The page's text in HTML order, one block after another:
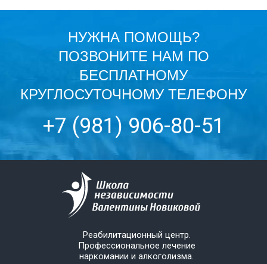
НУЖНА ПОМОЩЬ?
ПОЗВОНИТЕ НАМ ПО
БЕСПЛАТНОМУ
КРУГЛОСУТОЧНОМУ ТЕЛЕФОНУ
+7 (981) 906-80-51
Реабилитационный центр.
Профессиональное лечение
наркомании и алкоголизма.